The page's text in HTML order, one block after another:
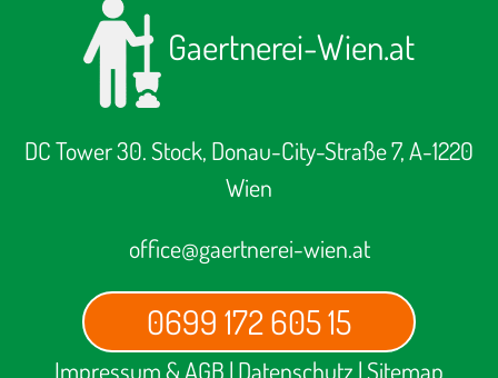
Gaertnerei-Wien.at
DC Tower 30. Stock, Donau-City-Straße 7, A-1220
Wien
office@gaertnerei-wien.at
0699 172 605 15
Impressum & AGB | Datenschutz |Sitemap